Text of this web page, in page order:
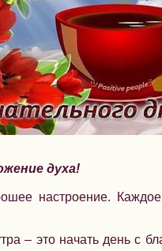
духа!
настроение.
– это начать день с